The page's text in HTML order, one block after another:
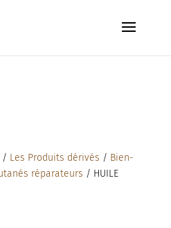
/ Les Produits dérivés / Bien-
réparateurs / HUILE